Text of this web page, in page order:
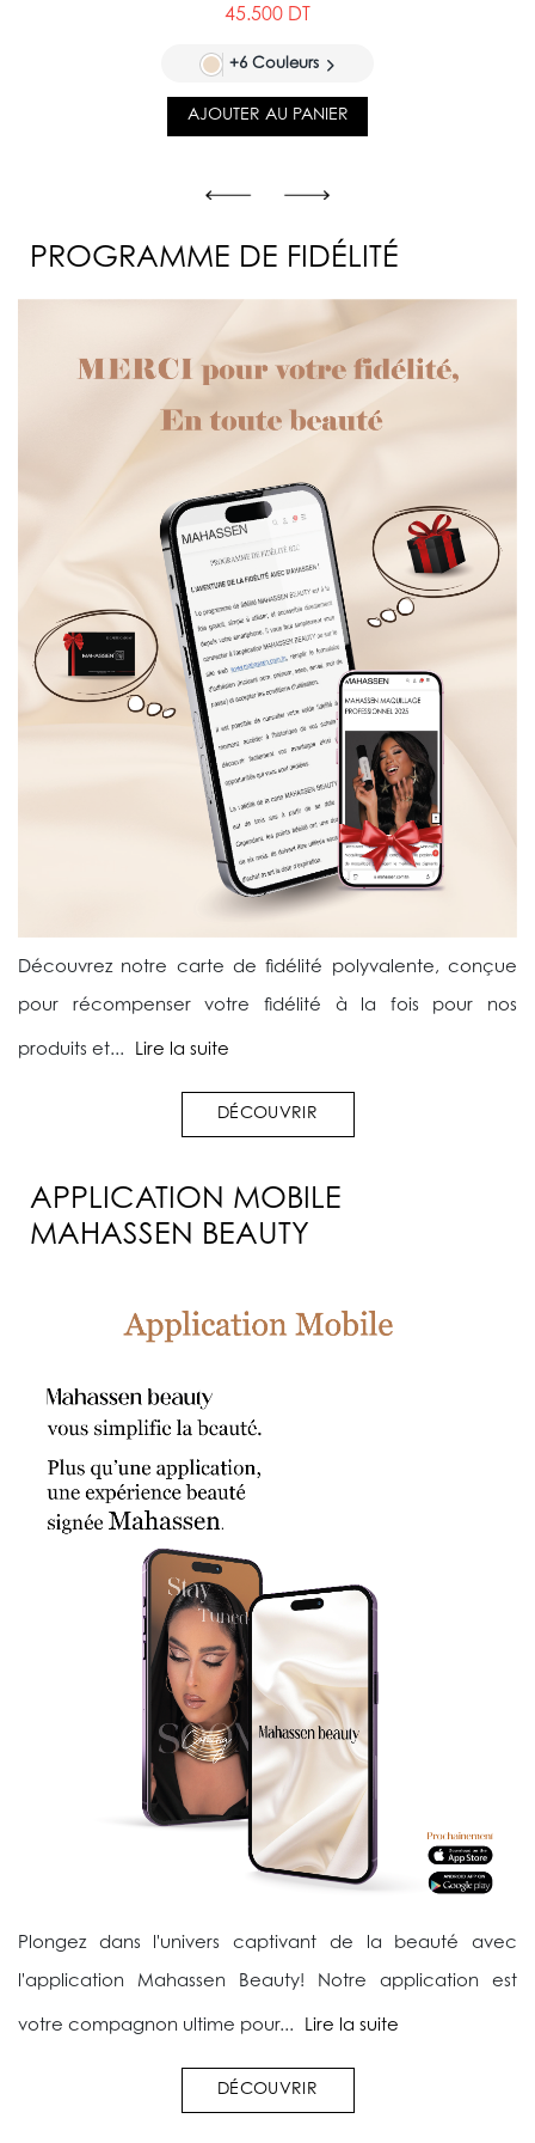
45.500 DT
+6 Couleurs
AJOUTER AU PANIER
PROGRAMME DE FIDÉLITÉ
Découvrez notre carte de fidélité polyvalente, conçue
pour récompenser votre fidélité à la fois pour nos
produits et... Lire la suite
DÉCOUVRIR
APPLICATION MOBILE
MAHASSEN BEAUTY
Plongez dans l'univers captivant de la beauté avec
l'application Mahassen Beauty! Notre application est
votre compagnon ultime pour... Lire la suite
DÉCOUVRIR